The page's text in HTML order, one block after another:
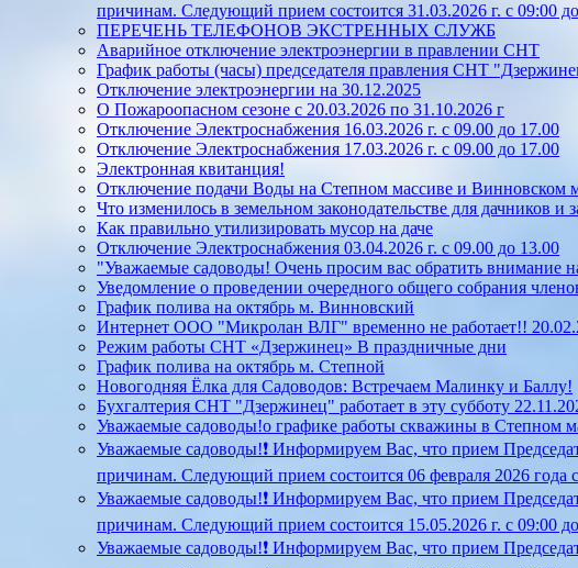
причинам. Следующий прием состоится 31.03.2026 г. с 09:00
ПЕРЕЧЕНЬ ТЕЛЕФОНОВ ЭКСТРЕННЫХ СЛУЖБ
Аварийное отключение электроэнергии в правлении СНТ
График работы (часы) председателя правления СНТ
Отключение электроэнергии на 30.12.2025
О Пожароопасном сезоне с 20.03.2026 по 31.10.2026 г
Отключение Электроснабжения 16.03.2026 г. с 09.00 до 17.00
Отключение Электроснабжения 17.03.2026 г. с 09.00 до 17.00
Электронная квитанция!
Отключение подачи Воды на Степном массиве и Винновском
Что изменилось в земельном законодательстве для дачников и
Как правильно утилизировать мусор на даче
Отключение Электроснабжения 03.04.2026 г. с 09.00 до 13.00
"Уважаемые садоводы! Очень просим вас обратить
Уведомление о проведении очередного общего собрания
График полива на октябрь м. Винновский
Интернет ООО "Микролан ВЛГ" временно не работает!!
Режим работы СНТ «Дзержинец» В праздничные дни
График полива на октябрь м. Степной
Новогодняя Ёлка для Садоводов: Встречаем Малинку и Баллу!
Бухгалтерия СНТ "Дзержинец" работает в эту субботу
Уважаемые садоводы!о графике работы скважины в Степном
Уважаемые садоводы!❗ Информируем Вас, что прием
причинам. Следующий прием состоится 06 февраля 2026 года
Уважаемые садоводы!❗ Информируем Вас, что прием
причинам. Следующий прием состоится 15.05.2026 г. с 09:00
Уважаемые садоводы!❗ Информируем Вас, что прием